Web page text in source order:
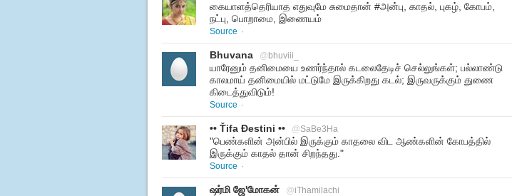
கையாளத்தெரியாத எதுவுமே சுமைதான் #அன்பு, காதல், புகழ், கோபம்,
நட்பு, பொறாமை, இணையம்
Source ·
Bhuvana @ bhuviii_
யாரேனும் தனிமையை உணர்ந்தால் கடலைதேடிச் செல்லுங்கள்; பல்லாண்டு
காலமாய் தனிமையில் மட்டுமே இருக்கிறது கடல்; இருவருக்கும் துணை
கிடைத்துவிடும்!
Source ·
•• Ťifa Ðestini •• @SaBe3Ha
"பெண்களின் அன்பில் இருக்கும் காதலை விட ஆண்களின் கோபத்தில்
இருக்கும் காதல் தான் சிறந்தது."
Source ·
ஷர்மி ஜே'மோகன் @iThamilachi